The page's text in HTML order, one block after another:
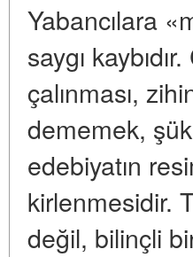
Yabancılara
saygı
çalınması,
dememek,
edebiyatın
kirlenmesidir.
değil, bilinçli